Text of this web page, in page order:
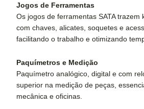
Jogos de Ferramentas
Os jogos de ferramentas SATA trazem
com chaves, alicates, soquetes e
facilitando o trabalho e otimizando
Paquímetros e Medição
Paquímetro analógico, digital e com
superior na medição de peças,
mecânica e oficinas.